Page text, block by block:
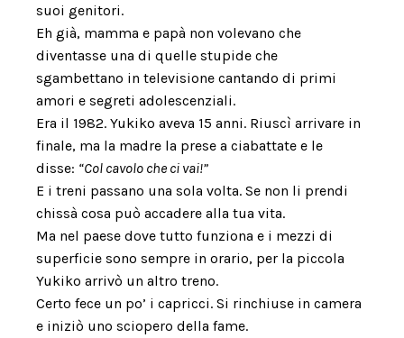
suoi genitori.
Eh già, mamma e papà non volevano che
diventasse una di quelle stupide che
sgambettano in televisione cantando di primi
amori e segreti adolescenziali.
Era il 1982. Yukiko aveva 15 anni. Riuscì arrivare in
finale, ma la madre la prese a ciabattate e le
disse: “Col cavolo che ci vai!”
E i treni passano una sola volta. Se non li prendi
chissà cosa può accadere alla tua vita.
Ma nel paese dove tutto funziona e i mezzi di
superficie sono sempre in orario, per la piccola
Yukiko arrivò un altro treno.
Certo fece un po’ i capricci. Si rinchiuse in camera
e iniziò uno sciopero della fame.